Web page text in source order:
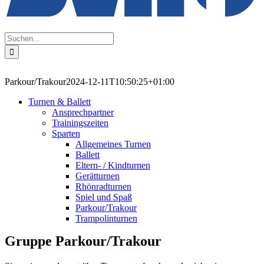
Suche
nach:
Parkour/Trakour2024-12-11T10:50:25+01:00
Turnen & Ballett
Ansprechpartner
Trainingszeiten
Sparten
Allgemeines Turnen
Ballett
Eltern- / Kindturnen
Gerätturnen
Rhönradturnen
Spiel und Spaß
Parkour/Trakour
Trampolinturnen
Gruppe Parkour/Trakour